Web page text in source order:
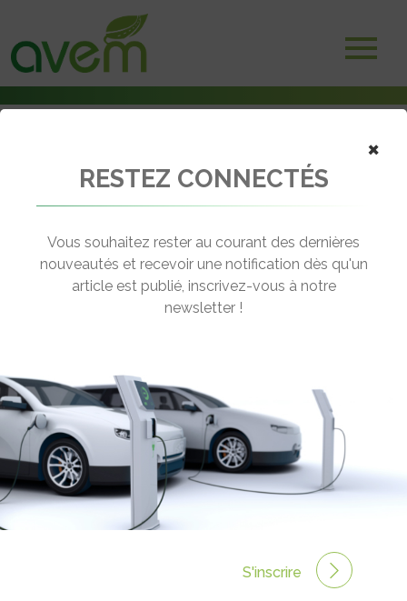
Actualités BMZ Europe-Asie : Bus électriques, LG Chem, salons…
← Revenir aux actualités
BUS ÉLECTRIQUES, LG CHEM,
SALONS…
Rédigé par Philippe Schwoerer le 31 Mai 2018 à 00:00
0 commentaires
×
RESTEZ CONNECTÉS
Vous souhaitez rester au courant des dernières
nouveautés et recevoir une notification dès qu'un
article est publié, inscrivez-vous à notre
newsletter !
S'inscrire